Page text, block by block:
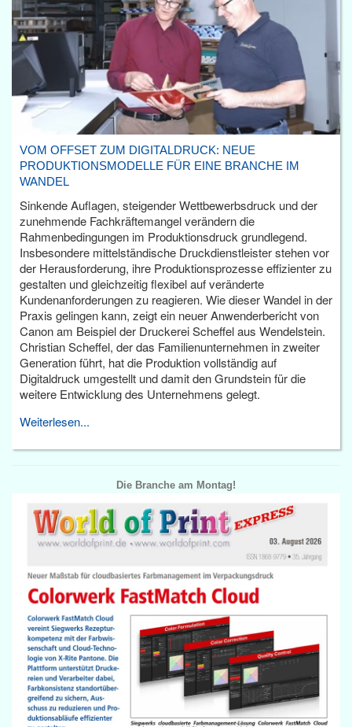
VOM OFFSET ZUM DIGITALDRUCK: NEUE
PRODUKTIONSMODELLE FÜR EINE BRANCHE IM
WANDEL
Sinkende Auflagen, steigender Wettbewerbsdruck und der
zunehmende Fachkräftemangel verändern die
Rahmenbedingungen im Produktionsdruck grundlegend.
Insbesondere mittelständische Druckdienstleister stehen vor
der Herausforderung, ihre Produktionsprozesse effizienter zu
gestalten und gleichzeitig flexibel auf veränderte
Kundenanforderungen zu reagieren. Wie dieser Wandel in der
Praxis gelingen kann, zeigt ein neuer Anwenderbericht von
Canon am Beispiel der Druckerei Scheffel aus Wendelstein.
Christian Scheffel, der das Familienunternehmen in zweiter
Generation führt, hat die Produktion vollständig auf
Digitaldruck umgestellt und damit den Grundstein für die
weitere Entwicklung des Unternehmens gelegt.
Weiterlesen...
Die Branche am Montag!